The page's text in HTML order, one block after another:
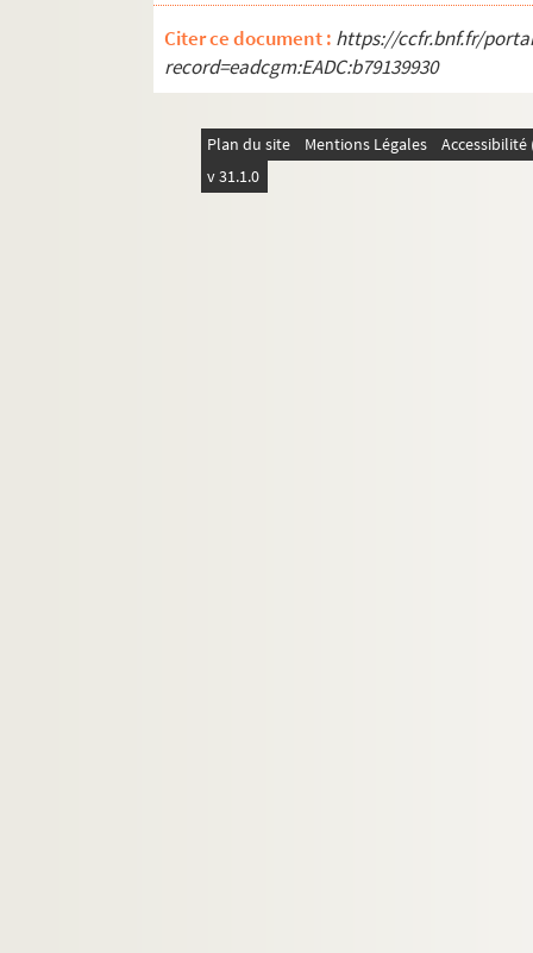
Citer ce document : https://ccfr.bnf.fr/
record=eadcgm:EADC:b79139930
Plan du site Mentions Légales
v 31.1.0